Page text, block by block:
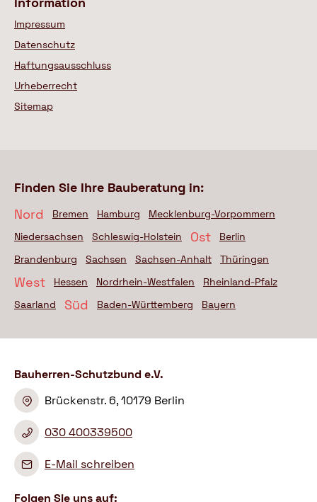
Impressum
Datenschutz
Haftungsausschluss
Urheberrecht
Sitemap
Finden Sie Ihre Bauberatung in:
Nord
Bremen Hamburg
Mecklenburg-Vorpommern
Niedersachsen
Schleswig-Holstein Ost
Berlin
Brandenburg
Sachsen Sachsen-Anhalt Thüringen
West Hessen Nordrhein-Westfalen
Rheinland-Pfalz
Saarland
Süd Baden-Württemberg Bayern
Bauherren-Schutzbund e.V.
Brückenstr. 6, 10179 Berlin
030 400339500
E-Mail schreiben
Folgen Sie uns auf: